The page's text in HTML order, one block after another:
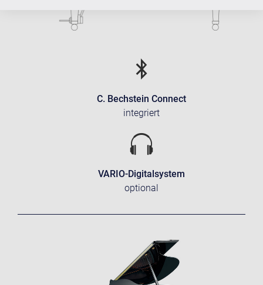
C. Bechstein Connect
integriert
VARIO-Digitalsystem
optional